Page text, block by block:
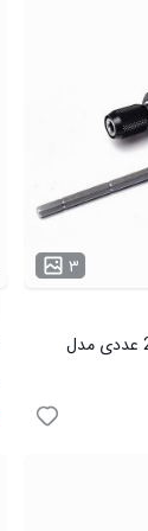
۳
ست پیچ گوشتی بیت 24 عددی مدل